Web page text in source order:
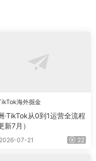
海外掘金
·TikTok从0到1运营全流程
新7月）
2026-07-21 22